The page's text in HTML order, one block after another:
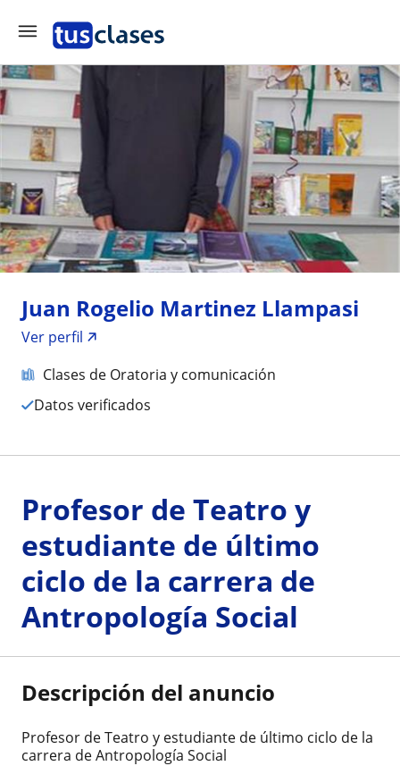
Juan Rogelio Martinez Llampasi
Ver perfil
Clases de Oratoria y comunicación
Datos verificados
Profesor de Teatro y
estudiante de último
ciclo de la carrera de
Antropología Social
Descripción del anuncio
Profesor de Teatro y estudiante de último ciclo de la
carrera de Antropología Social